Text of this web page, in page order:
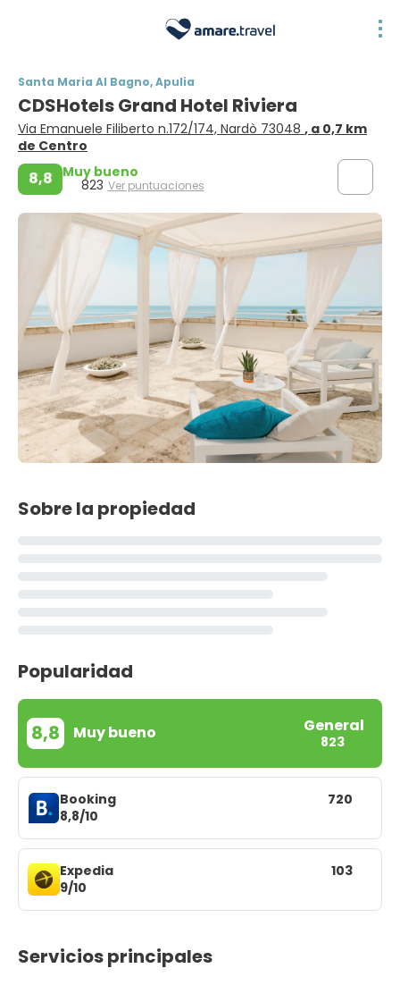
Santa Maria Al Bagno, Apulia
CDSHotels Grand Hotel Riviera
Via Emanuele Filiberto n.172/174, Nardò 73048 , a 0,7 km
de Centro
8,8 Muy bueno
823 Ver puntuaciones
Sobre la propiedad
Popularidad
8,8 Muy bueno General
823
Booking
8,8/10
720
Expedia
9/10
103
Servicios principales